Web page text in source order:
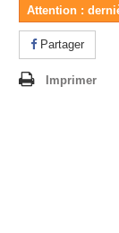
Attention :
Partager
Imprimer